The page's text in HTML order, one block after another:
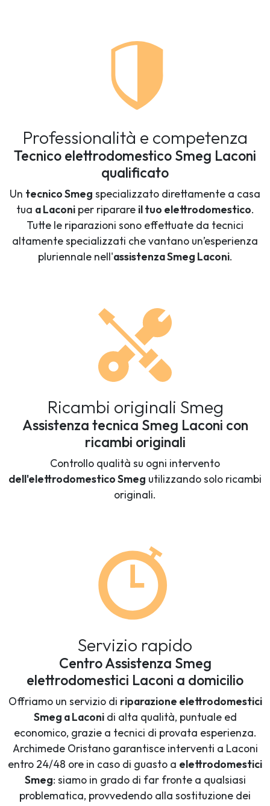
Professionalità e competenza
Tecnico elettrodomestico Smeg Laconi
qualificato
Un tecnico Smeg specializzato direttamente a casa
tua a Laconiper riparare il tuo elettrodomestico.
Tutte le riparazioni sono effettuate da tecnici
altamente specializzati che vantano un’esperienza
pluriennale nell'assistenza Smeg Laconi.
Ricambi originali Smeg
Assistenza tecnica Smeg Laconi con
ricambi originali
Controllo qualità su ogni intervento
dell'elettrodomestico Smeg utilizzando solo ricambi
originali.
Servizio rapido
Centro Assistenza Smeg
elettrodomestici Laconi a domicilio
Offriamo un servizio di riparazione elettrodomestici
Smeg a Laconidi alta qualità, puntuale ed
economico, grazie a tecnici di provata esperienza.
Archimede Oristano garantisce interventi a Laconi
entro 24/48 ore in caso di guasto a elettrodomestici
Smeg: siamo in grado di far fronte a qualsiasi
problematica, provvedendo alla sostituzione dei